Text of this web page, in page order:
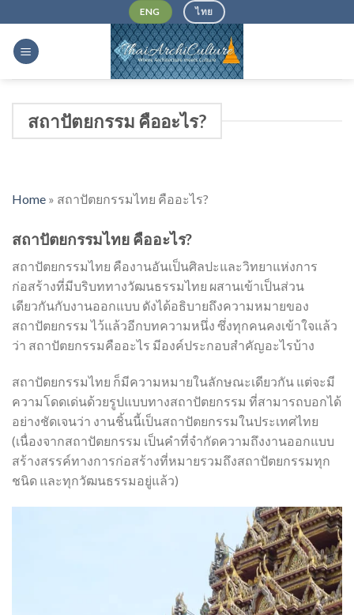
to
content
ENG ไทย
สถาปัตยกรรม คืออะไร?
Home » สถาปัตยกรรมไทย คืออะไร?
สถาปัตยกรรมไทย คืออะไร?
สถาปัตยกรรมไทย คืองานอันเป็นศิลปะและวิทยาแห่งการ
ก่อสร้างที่มีบริบททางวัฒนธรรมไทย ผสานเข้าเป็นส่วน
เดียวกันกับงานออกแบบ ดังได้อธิบายถึงความหมายของ
สถาปัตยกรรม ไว้แล้วอีกบทความหนึ่ง ซึ่งทุกคนคงเข้าใจแล้ว
ว่า สถาปัตยกรรมคืออะไร มีองค์ประกอบสำคัญอะไรบ้าง
สถาปัตยกรรมไทย ก็มีความหมายในลักษณะเดียวกัน แต่จะมี
ความโดดเด่นด้วยรูปแบบทางสถาปัตยกรรม ที่สามารถบอกได้
อย่างชัดเจนว่า งานชิ้นนี้เป็นสถาปัตยกรรมในประเทศไทย
(เนื่องจากสถาปัตยกรรม เป็นคำที่จำกัดความถึงงานออกแบบ
สร้างสรรค์ทางการก่อสร้างที่หมายรวมถึงสถาปัตยกรรมทุก
ชนิด และทุกวัฒนธรรมอยู่แล้ว)